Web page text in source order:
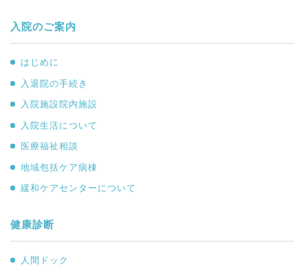
入院のご案内
はじめに
入退院の手続き
入院施設院内施設
入院生活について
医療福祉相談
地域包括ケア病棟
緩和ケアセンターについて
健康診断
人間ドック